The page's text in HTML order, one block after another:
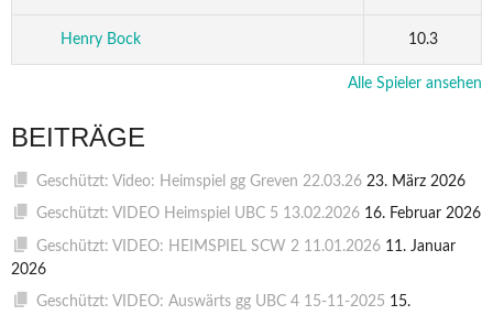
Henry Bock 10.3
Alle Spieler ansehen
BEITRÄGE
Geschützt: Video: Heimspiel gg Greven 22.03.26 23. März 2026
Geschützt: VIDEO Heimspiel UBC 5 13.02.2026 16. Februar 2026
Geschützt: VIDEO: HEIMSPIEL SCW 2 11.01.2026 11. Januar
2026
Geschützt: VIDEO: Auswärts gg UBC 4 15-11-2025 15.